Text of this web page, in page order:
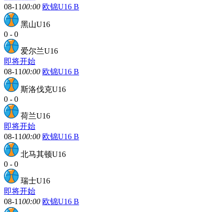
08-1100:00 欧锦U16 B
黑山U16
0 - 0
爱尔兰U16
即将开始
08-1100:00 欧锦U16 B
斯洛伐克U16
0 - 0
荷兰U16
即将开始
08-1100:00 欧锦U16 B
北马其顿U16
0 - 0
瑞士U16
即将开始
08-1100:00 欧锦U16 B